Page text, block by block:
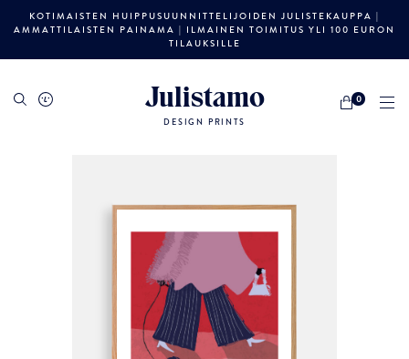
KOTIMAISTEN HUIPPUSUUNNITTELIJOIDEN JULISTEKAUPPA |
AMMATTILAISTEN PAINAMA | ILMAINEN TOIMITUS YLI 100 EURON
TILAUKSILLE
Julistamo
DESIGN PRINTS
0